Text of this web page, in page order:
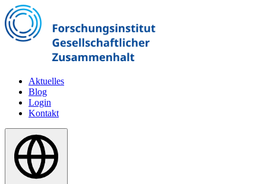
Zum Hauptinhalt springen
Aktuelles
Blog
Login
Kontakt